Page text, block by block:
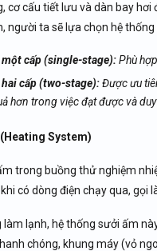
cơ cấu tiết lưu và dàn bay
người ta sẽ lựa chọn hệ
cấp (single-stage):Phù
cấp (two-stage):Được ưu
hơn trong việc đạt được và
System)
trong buồng thử nghiệm
có dòng điện chạy qua, gọi
làm lạnh, hệ thống sưởi ấm
chóng, khung máy (vỏ